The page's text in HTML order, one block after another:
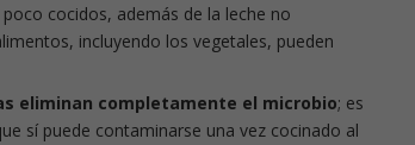
cocidos, además de la leche no
incluyendo los vegetales, pueden
eliminan completamente el microbio; es
sí puede contaminarse una vez cocinado al